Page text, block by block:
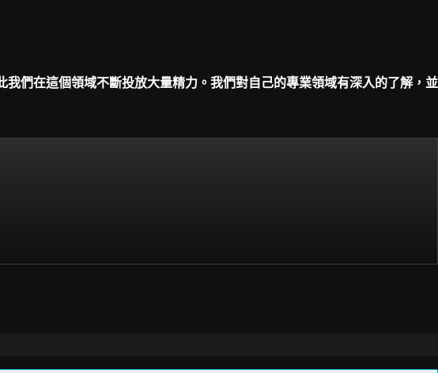
們在這個領域不斷投放大量精力。我們對自己的專業領域有深入的了解，並